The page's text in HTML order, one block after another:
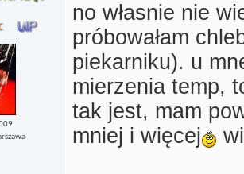
no własnie nie
próbowałam
piekarniku). u
mierzenia temp,
tak jest, mam
mniej i więcej